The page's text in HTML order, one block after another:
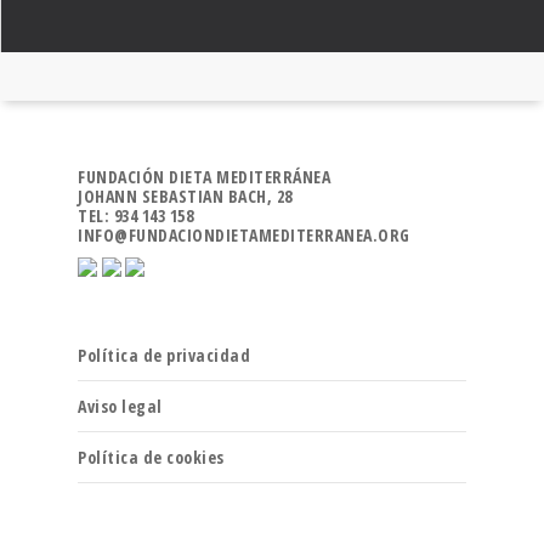
FUNDACIÓN DIETA MEDITERRÁNEA
JOHANN SEBASTIAN BACH, 28
TEL: 934 143 158
INFO@FUNDACIONDIETAMEDITERRANEA.ORG
Política de privacidad
Aviso legal
Política de cookies